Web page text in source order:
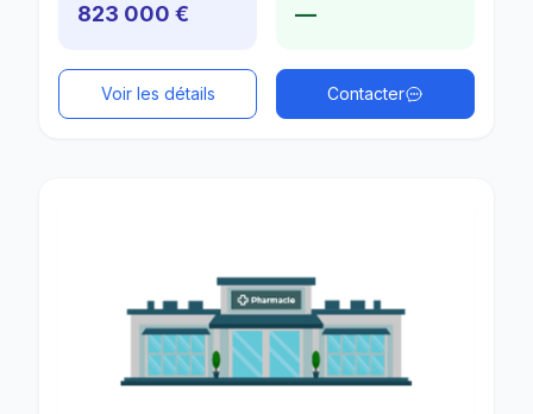
823 000 € —
Voir les détails Contacter